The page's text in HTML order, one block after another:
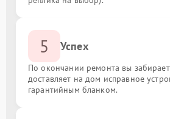
5 Успех
По окончании ремонта вы
доставляет на дом исправное
гарантийным бланком.